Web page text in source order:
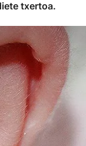
txertoa.